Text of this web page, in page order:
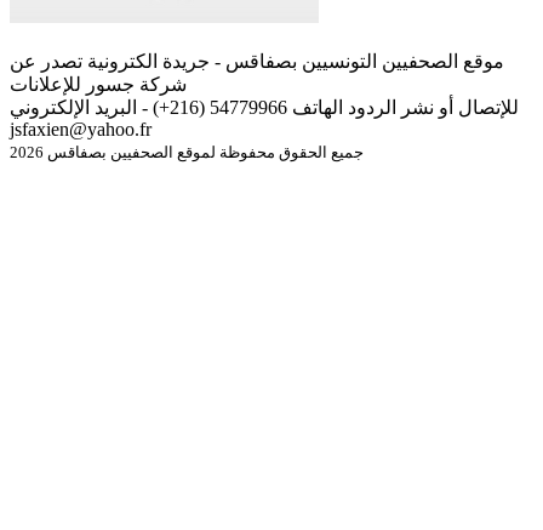
موقع الصحفيين التونسيين بصفاقس - جريدة الكترونية تصدر عن
شركة جسور للإعلانات
للإتصال أو نشر الردود الهاتف 54779966 (216+) - البريد الإلكتروني
jsfaxien@yahoo.fr
جميع الحقوق محفوظة لموقع الصحفيين بصفاقس 2026